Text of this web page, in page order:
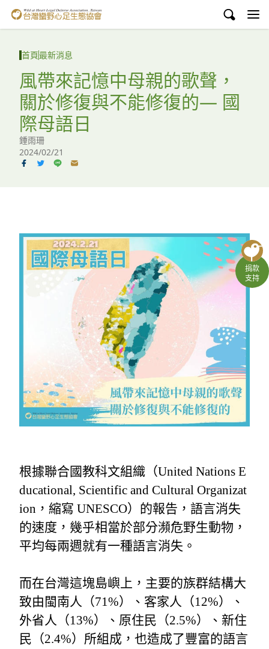
台灣蠻野心足生態協會
議題與行動
環境教育
白海豚媽祖宮
支持蠻野
YouTube
捐款
支持
首頁最新消息
風帶來記憶中母親的歌聲，
關於修復與不能修復的— 國
際母語日
鍾雨珊
2024/02/21
根據聯合國教科文組織（United Nations E
ducational, Scientific and Cultural Organizat
ion，縮寫 UNESCO）的報告，語言消失
的速度，幾乎相當於部分瀕危野生動物，
平均每兩週就有一種語言消失。
而在台灣這塊島嶼上，主要的族群結構大
致由閩南人（71%）、客家人（12%）、
外省人（13%）、原住民（2.5%）、新住
民（2.4%）所組成，也造成了豐富的語言